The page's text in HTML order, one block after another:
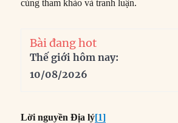
cùng tham khảo và tranh luận.
Bài đang hot
Thế giới hôm nay:
10/08/2026
Lời nguyền Địa lý[1]